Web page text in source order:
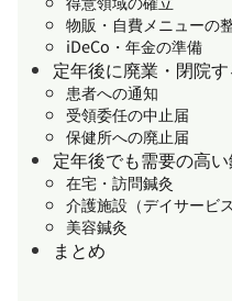
物販・自費メニューの
iDeCo・年金の準備
定年後に廃業・閉院
患者への通知
受領委任の中止届
保健所への廃止届
定年後でも需要の高
在宅・訪問鍼灸
介護施設（デイサービ
美容鍼灸
まとめ